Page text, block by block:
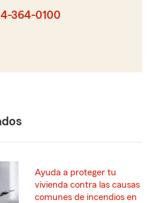
364-0100
Ayuda a proteger tu
vivienda contra las causas
comunes de incendios en